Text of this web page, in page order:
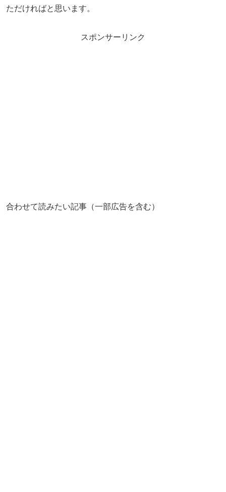
ただければと思います。
スポンサーリンク
合わせて読みたい記事（一部広告を含む）